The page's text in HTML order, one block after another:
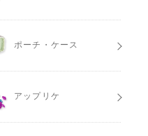
ポーチ・ケース
アップリケ